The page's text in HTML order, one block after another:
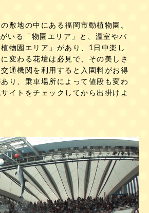
敷地の中にある福岡市動植物園。
いる「物園エリア」と、温室やバ
物園エリア」があり、1日中楽し
変わる花壇は必見で、その美しさ
通機関を利用すると入園料がお得
り、乗車場所によって値段も変わ
イトをチェックしてから出掛けよ